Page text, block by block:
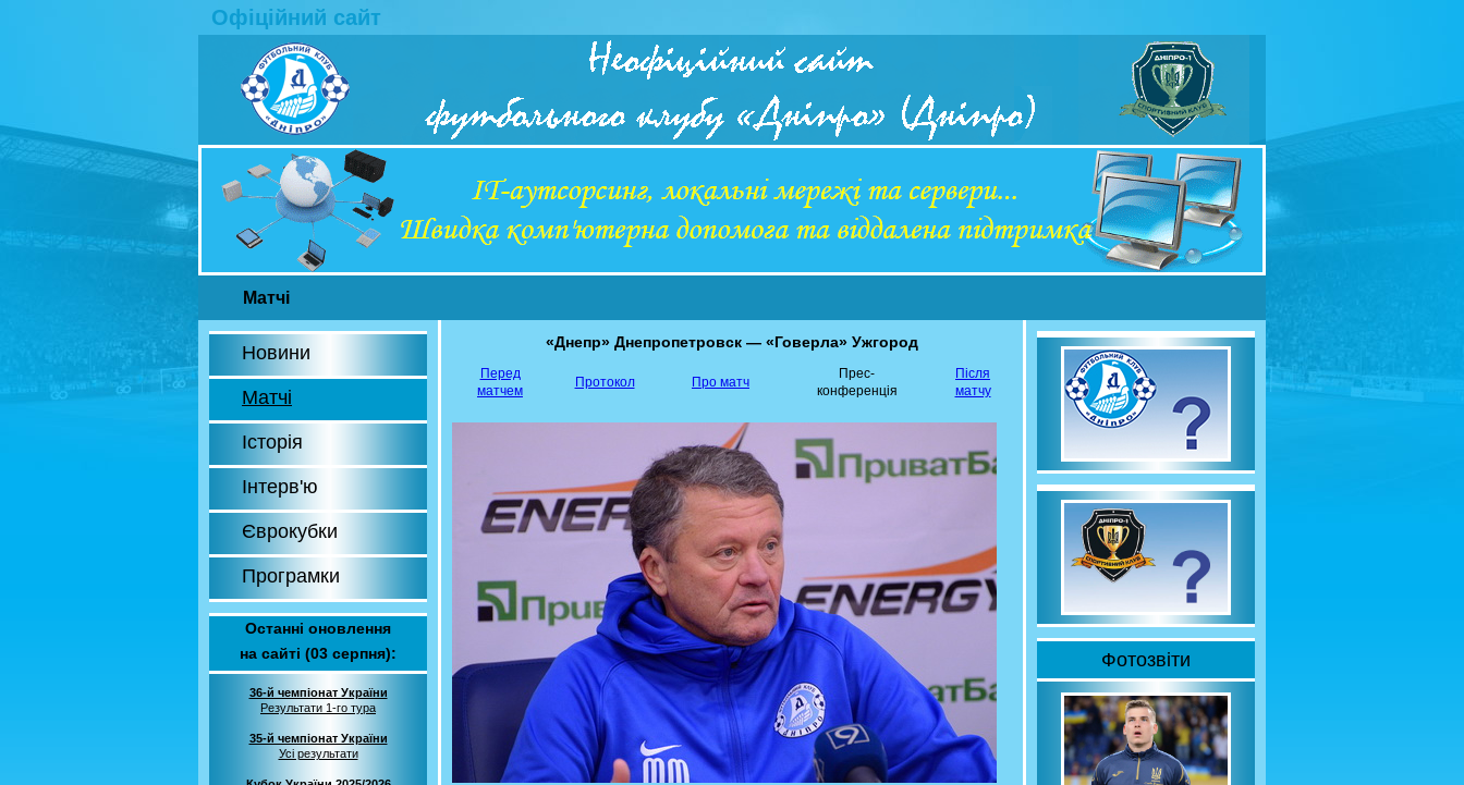
Офіційний сайт
Матчі
Новини
Матчі
Історія
Інтерв'ю
Єврокубки
Програмки
Останні оновлення
на сайті (03 серпня):
36-й чемпіонат України
Результати 1-го тура
35-й чемпіонат України
Усі результати
«Днепр» Днепропетровск — «Говерла» Ужгород
Перед
матчем
Протокол Про матч
Прес-
конференція
Після
матчу
Фотозвіти